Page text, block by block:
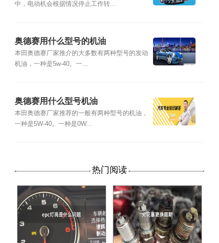
中，电动机会根据情况停止工作转...
奥德赛用什么型号的机油
本田奥德赛厂家推介的大多数有两种型号的发动
机油，一种是5w-40。一...
奥德赛用什么型号机油
本田奥德赛厂家推荐的一般有两种型号的机油，
一种是5W-40。一种是0W...
热门阅读